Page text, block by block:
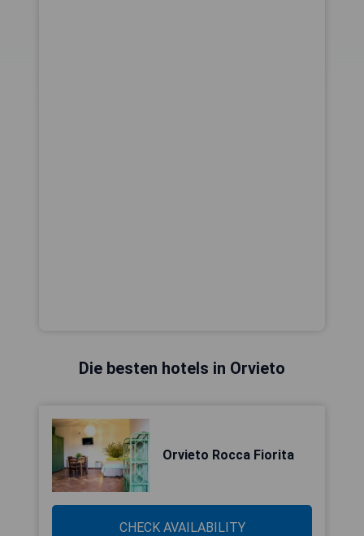
Die besten hotels in Orvieto
Orvieto Rocca Fiorita
CHECK AVAILABILITY